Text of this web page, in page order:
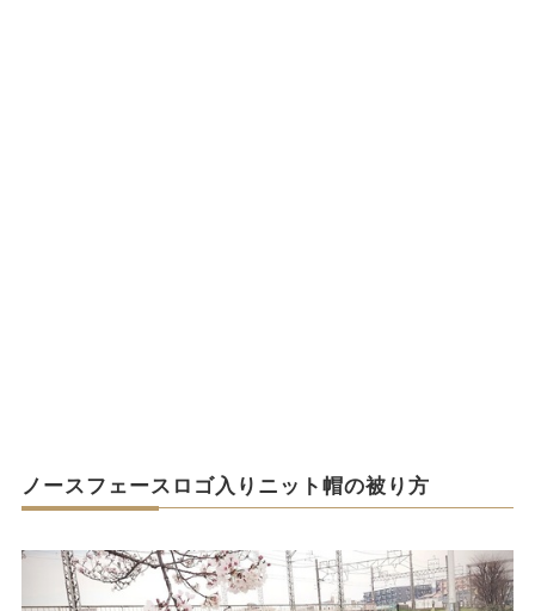
ノースフェースロゴ入りニット帽の被り方